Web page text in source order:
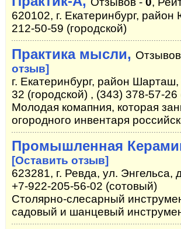
620102, г. Екатеринбург,
212-50-59 (городской)
Практика мысли,
отзыв]
г. Екатеринбург, район
32 (городской) , (343) 378-57-
Молодая комапния, которая
огородного инвентаря
Промышленная
[Оставить отзыв]
623281, г. Ревда, ул. Энгельса,
+7-922-205-56-02 (сотовый)
Столярно-слесарный
садовый и шанцевый